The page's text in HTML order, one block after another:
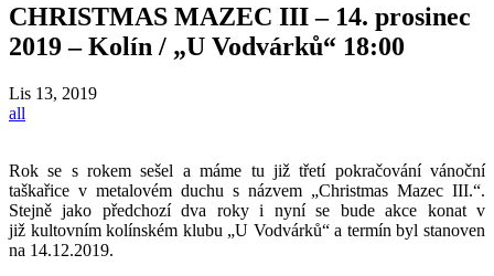
CHRISTMAS MAZEC III – 14. prosinec
2019 – Kolín / „U Vodvárků“ 18:00
Lis 13, 2019
all
Rok se s rokem sešel a máme tu již třetí pokračování vánoční
taškařice v metalovém duchu s názvem „Christmas Mazec III.“.
Stejně jako předchozí dva roky i nyní se bude akce konat v
již kultovním kolínském klubu „U Vodvárků“ a termín byl stanoven
na 14.12.2019.